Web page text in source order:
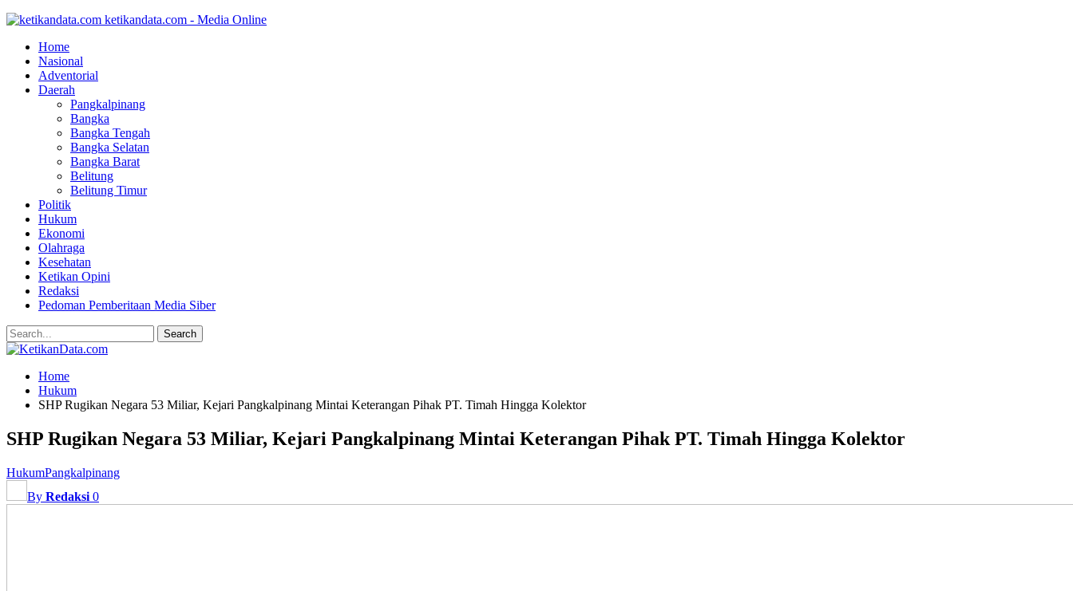
ketikandata.com - Media Online
Home
Nasional
Adventorial
Daerah
Pangkalpinang
Bangka
Bangka Tengah
Bangka Selatan
Bangka Barat
Belitung
Belitung Timur
Politik
Hukum
Ekonomi
Olahraga
Kesehatan
Ketikan Opini
Redaksi
Pedoman Pemberitaan Media Siber
Home
Hukum
SHP Rugikan Negara 53 Miliar, Kejari Pangkalpinang Mintai Keterangan Pihak PT. Timah Hingga Kolektor
SHP Rugikan Negara 53 Miliar, Kejari Pangkalpinang Mintai Keterangan Pihak PT. Timah Hingga Kolektor
HukumPangkalpinang
By Redaksi 0